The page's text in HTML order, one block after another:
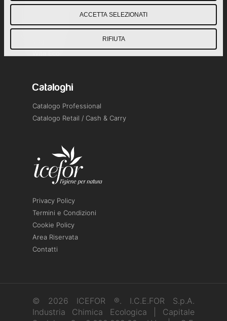
ACCETTA SELEZIONATI
RIFIUTA
l’Ecologico
MR House
Cataloghi
Catalogo Professional
Catalogo Retail / Cash & Carry
Privacy Policy
Termini e Condizioni
Cookie Policy
Area Riservata
Contatti
© 2026 ICEFOR ®. I.C.E.FOR S.p.A.
Industria Chimica Ecologica | Capitale